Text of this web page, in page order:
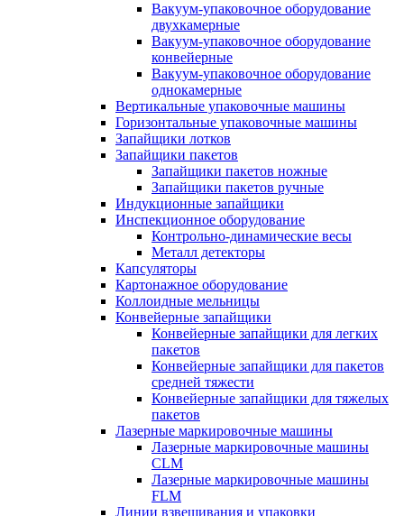
Вакуум-упаковочное оборудование
двухкамерные
Вакуум-упаковочное оборудование
конвейерные
Вакуум-упаковочное оборудование
однокамерные
Вертикальные упаковочные машины
Горизонтальные упаковочные машины
Запайщики лотков
Запайщики пакетов
Запайщики пакетов ножные
Запайщики пакетов ручные
Индукционные запайщики
Инспекционное оборудование
Контрольно-динамические весы
Металл детекторы
Капсуляторы
Картонажное оборудование
Коллоидные мельницы
Конвейерные запайщики
Конвейерные запайщики для легких
пакетов
Конвейерные запайщики для пакетов
средней тяжести
Конвейерные запайщики для тяжелых
пакетов
Лазерные маркировочные машины
Лазерные маркировочные машины
CLM
Лазерные маркировочные машины
FLM
Линии взвешивания и упаковки